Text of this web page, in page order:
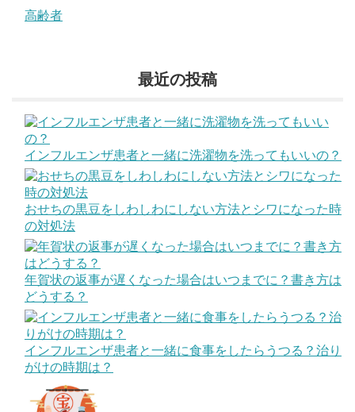
高齢者
最近の投稿
インフルエンザ患者と一緒に洗濯物を洗ってもいいの？
おせちの黒豆をしわしわにしない方法とシワになった時
の対処法
年賀状の返事が遅くなった場合はいつまでに？書き方は
どうする？
インフルエンザ患者と一緒に食事をしたらうつる？治り
がけの時期は？